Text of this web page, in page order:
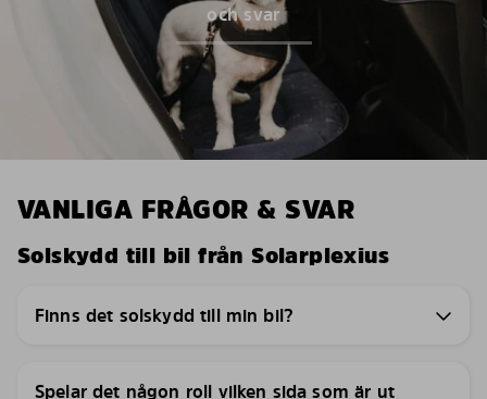
och svar
VANLIGA FRÅGOR & SVAR
Solskydd till bil från Solarplexius
Finns det solskydd till min bil?
Spelar det någon roll vilken sida som är ut